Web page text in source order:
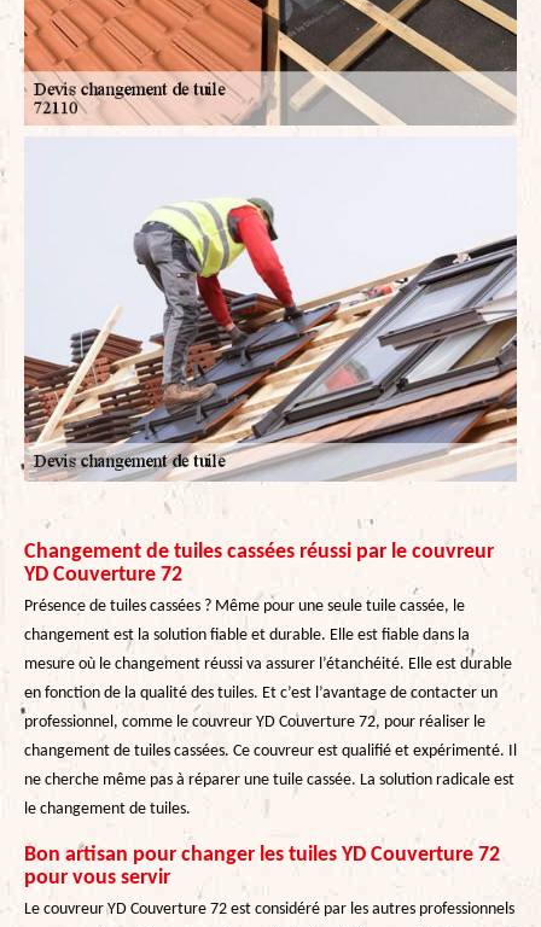
Changement de tuiles cassées réussi par le couvreur
YD Couverture 72
Présence de tuiles cassées ? Même pour une seule tuile cassée, le
changement est la solution fiable et durable. Elle est fiable dans la
mesure où le changement réussi va assurer l’étanchéité. Elle est durable
en fonction de la qualité des tuiles. Et c’est l’avantage de contacter un
professionnel, comme le couvreur YD Couverture 72, pour réaliser le
changement de tuiles cassées. Ce couvreur est qualifié et expérimenté. Il
ne cherche même pas à réparer une tuile cassée. La solution radicale est
le changement de tuiles.
Bon artisan pour changer les tuiles YD Couverture 72
pour vous servir
Le couvreur YD Couverture 72 est considéré par les autres professionnels